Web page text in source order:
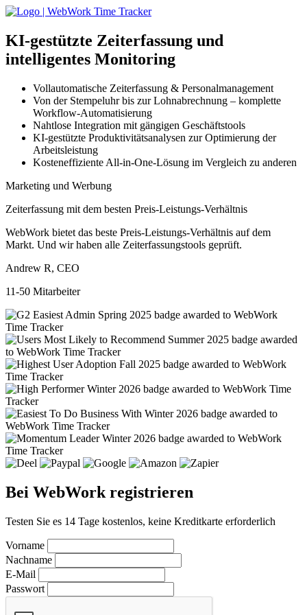
KI-gestützte Zeiterfassung und
intelligentes Monitoring
Vollautomatische Zeiterfassung & Personalmanagement
Von der Stempeluhr bis zur Lohnabrechnung – komplette
Workflow-Automatisierung
Nahtlose Integration mit gängigen Geschäftstools
KI-gestützte Produktivitätsanalysen zur Optimierung der
Arbeitsleistung
Kosteneffiziente All-in-One-Lösung im Vergleich zu anderen
Marketing und Werbung
Zeiterfassung mit dem besten Preis-Leistungs-Verhältnis
WebWork bietet das beste Preis-Leistungs-Verhältnis auf dem
Markt. Und wir haben alle Zeiterfassungstools geprüft.
Andrew R, CEO
11-50 Mitarbeiter
Bei WebWork registrieren
Testen Sie es 14 Tage kostenlos, keine Kreditkarte erforderlich
Vorname
Nachname
E-Mail
Passwort